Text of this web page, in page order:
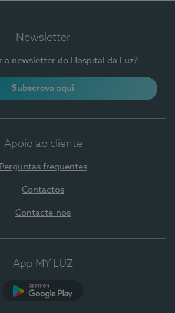
Newsletter
a newsletter do Hospital da Luz?
Subscreva aqui
Apoio ao cliente
Perguntas frequentes
Contactos
Contacte-nos
App MY LUZ